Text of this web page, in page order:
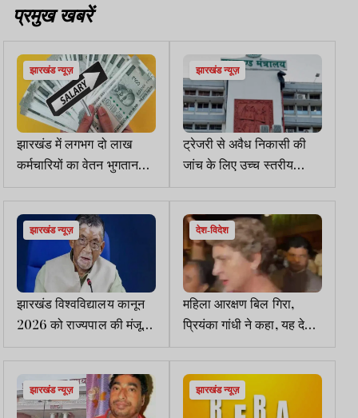
प्रमुख खबरें
झारखंड न्यूज़
झारखंड में लगभग दो लाख
कर्मचारियों का वेतन भुगतान
रुका
झारखंड न्यूज़
ट्रेजरी से अवैध निकासी की
जांच के लिए उच्च स्तरीय
समिति गठित
झारखंड न्यूज़
झारखंड विश्वविद्यालय कानून
2026 को राज्यपाल की मंजूरी,
नियुक्तियों व प्रशासन में बड़े
बदलाव
देश-विदेश
महिला आरक्षण बिल गिरा,
प्रियंका गांधी ने कहा, यह देश
के लोकतंत्र और अखंडता की
जीत
झारखंड न्यूज़ झारखंड न्यूज़